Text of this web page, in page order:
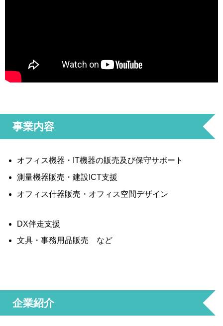
事業内容
オフィス機器・IT機器の販売及び保守サポート
測量機器販売・建設ICT支援
オフィス什器販売・オフィス空間デザイン
DX伴走支援
文具・事務用品販売 など
企業紹介